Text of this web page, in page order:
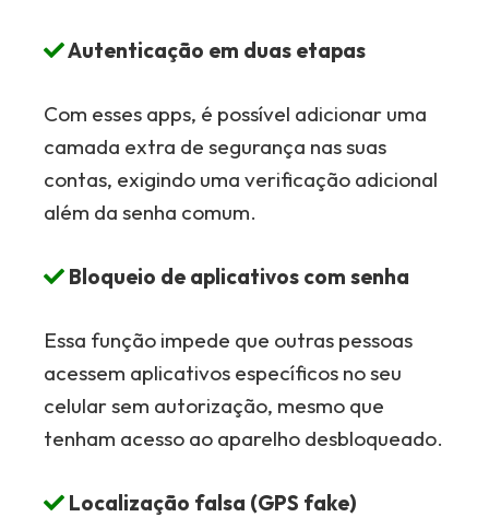
Autenticação em duas etapas
Com esses apps, é possível adicionar uma
camada extra de segurança nas suas
contas, exigindo uma verificação adicional
além da senha comum.
Bloqueio de aplicativos com senha
Essa função impede que outras pessoas
acessem aplicativos específicos no seu
celular sem autorização, mesmo que
tenham acesso ao aparelho desbloqueado.
Localização falsa (GPS fake)